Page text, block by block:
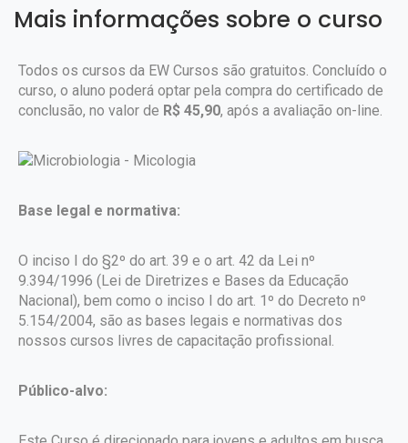
Mais informações sobre o curso
Todos os cursos da EW Cursos são gratuitos. Concluído o
curso, o aluno poderá optar pela compra do certificado de
conclusão, no valor de R$ 45,90, após a avaliação on-line.
Base legal e normativa:
O inciso I do §2º do art. 39 e o art. 42 da Lei nº
9.394/1996 (Lei de Diretrizes e Bases da Educação
Nacional), bem como o inciso I do art. 1º do Decreto nº
5.154/2004, são as bases legais e normativas dos
nossos cursos livres de capacitação profissional.
Público-alvo: